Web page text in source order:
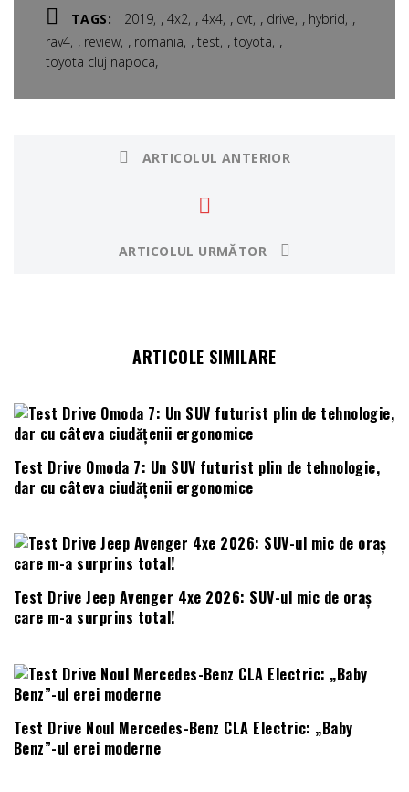
TAGS: 2019 ,4x2 ,4x4 , cvt , drive , hybrid ,
rav4 , review , romania , test , toyota ,
toyota cluj napoca,
ARTICOLUL ANTERIOR
ARTICOLUL URMĂTOR
ARTICOLE SIMILARE
Test Drive Omoda 7: Un SUV futurist plin de tehnologie,
dar cu câteva ciudățenii ergonomice
Test Drive Jeep Avenger 4xe 2026: SUV-ul mic de oraș
care m-a surprins total!
Test Drive Noul Mercedes-Benz CLA Electric: „Baby
Benz”-ul erei moderne